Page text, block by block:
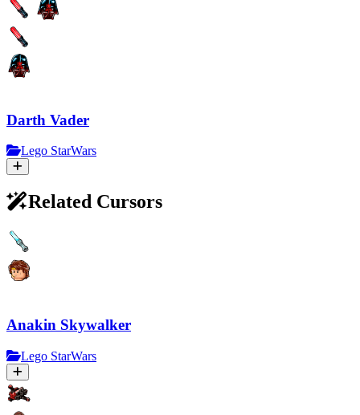
Darth Vader
Lego StarWars
Related Cursors
Anakin Skywalker
Lego StarWars